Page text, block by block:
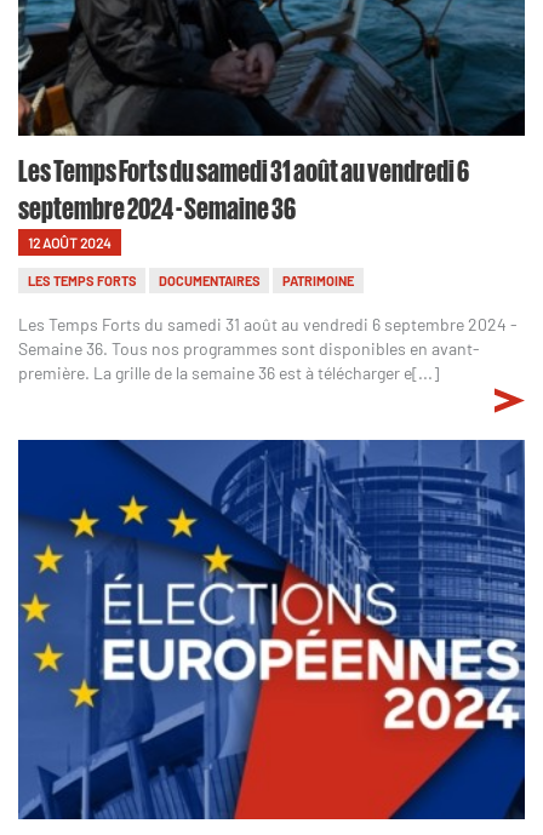
Les Temps Forts du samedi 31 août au vendredi 6
septembre 2024 - Semaine 36
12 AOÛT 2024
LES TEMPS FORTS DOCUMENTAIRES PATRIMOINE
Les Temps Forts du samedi 31 août au vendredi 6 septembre 2024 -
Semaine 36. Tous nos programmes sont disponibles en avant-
première. La grille de la semaine 36 est à télécharger e[...]